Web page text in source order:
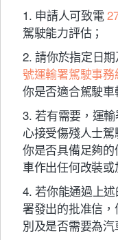
1. 申請人可致電
駕駛能力評估；
2. 請你於指定日
號運輸署駕駛事務
你是否適合駕駛車
3. 若有需要，運
心接受傷殘人士
你是否具備足夠
車作出任何改裝或
4. 若你能通過上
署發出的批准信
別及是否需要為汽